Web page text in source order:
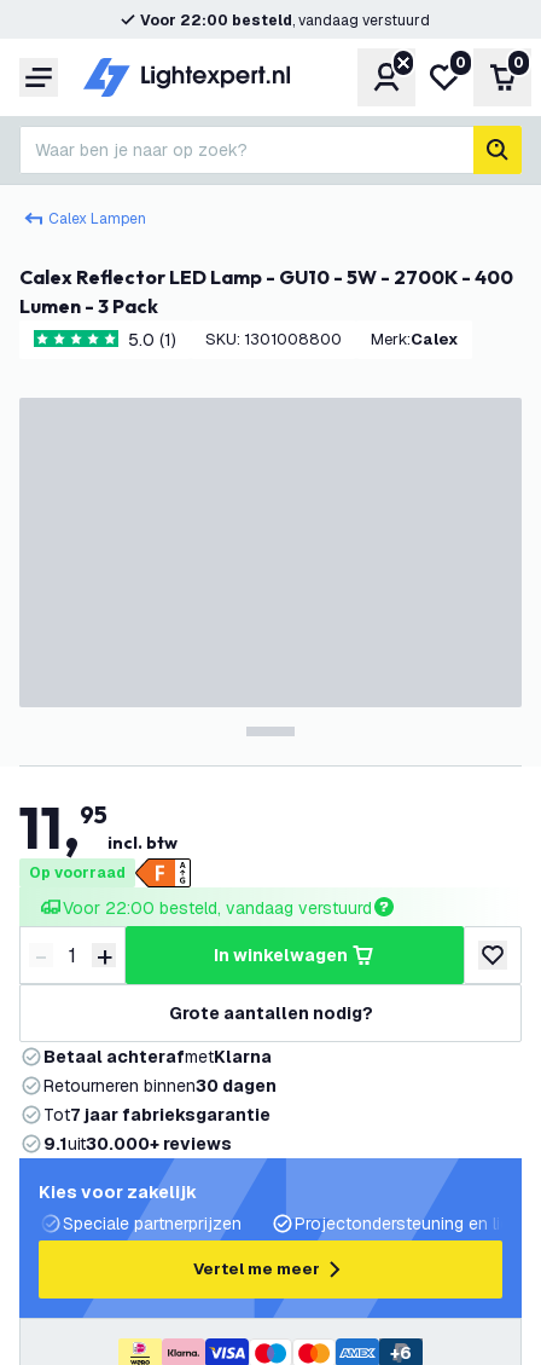
Voor 22:00 besteld, vandaag verstuurd
Menu Account
Mijn
0 0
Waar ben je naar op zoek?
Calex Lampen
Calex Reflector LED Lamp - GU10 - 5W - 2700K - 400
Lumen - 3 Pack
5 score sterren5.0 (1) SKU: 1301008800 Merk: Calex
11,95
incl. btw
Op voorraad
Voor 22:00 besteld, vandaag verstuurd
Verminder hoeveelheid
- Verhoog hoeveelheid
+ in winkelwagen
Grote aantallen nodig?
Betaal achterafmetKlarna
Retourneren binnen30 dagen
Tot7 jaar fabrieksgarantie
9.1uit30.000+ reviews
Kies voor zakelijk
Speciale partnerprijzen
Projectondersteuning en
Vertel me meer
+6